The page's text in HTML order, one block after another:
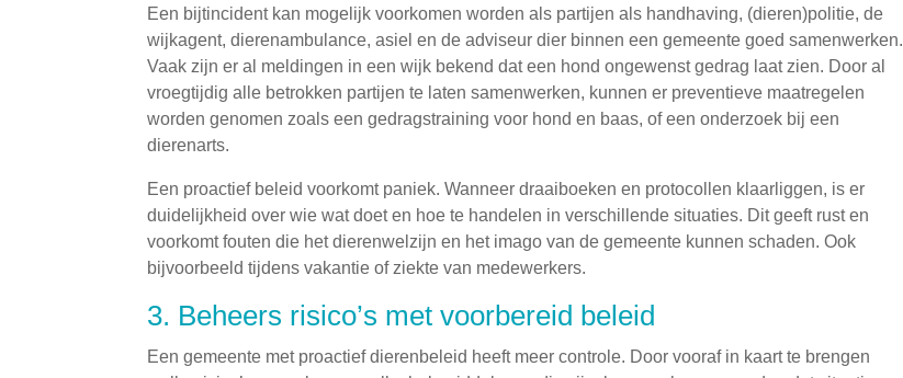
Een bijtincident kan mogelijk voorkomen worden als partijen als handhaving, (dieren)politie, de
wijkagent, dierenambulance, asiel en de adviseur dier binnen een gemeente goed samenwerken.
Vaak zijn er al meldingen in een wijk bekend dat een hond ongewenst gedrag laat zien. Door al
vroegtijdig alle betrokken partijen te laten samenwerken, kunnen er preventieve maatregelen
worden genomen zoals een gedragstraining voor hond en baas, of een onderzoek bij een
dierenarts.
Een proactief beleid voorkomt paniek. Wanneer draaiboeken en protocollen klaarliggen, is er
duidelijkheid over wie wat doet en hoe te handelen in verschillende situaties. Dit geeft rust en
voorkomt fouten die het dierenwelzijn en het imago van de gemeente kunnen schaden. Ook
bijvoorbeeld tijdens vakantie of ziekte van medewerkers.
3. Beheers risico’s met voorbereid beleid
Een gemeente met proactief dierenbeleid heeft meer controle. Door vooraf in kaart te brengen